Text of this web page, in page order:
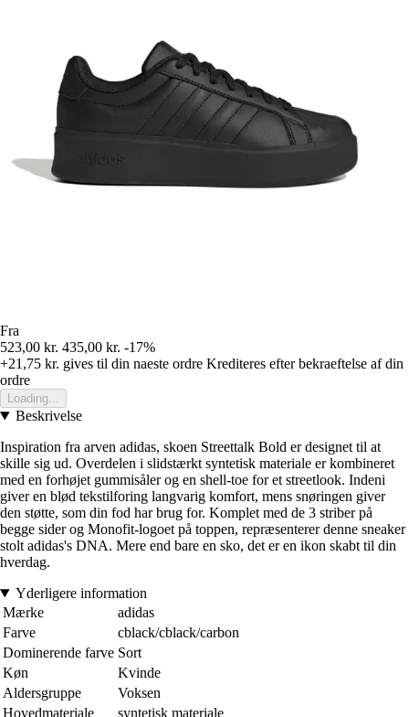
Fra
523,00 kr. 435,00 kr. -17%
+21,75 kr. gives til din naeste ordre Krediteres efter bekraeftelse af din
ordre
Loading...
Beskrivelse
Inspiration fra arven adidas, skoen Streettalk Bold er designet til at
skille sig ud. Overdelen i slidstærkt syntetisk materiale er kombineret
med en forhøjet gummisåler og en shell-toe for et streetlook. Indeni
giver en blød tekstilforing langvarig komfort, mens snøringen giver
den støtte, som din fod har brug for. Komplet med de 3 striber på
begge sider og Monofit-logoet på toppen, repræsenterer denne sneaker
stolt adidas's DNA. Mere end bare en sko, det er en ikon skabt til din
hverdag.
Yderligere information
Mærke
adidas
Farve
cblack/cblack/carbon
Dominerende farve Sort
Køn
Kvinde
Aldersgruppe
Voksen
Hovedmateriale
syntetisk materiale